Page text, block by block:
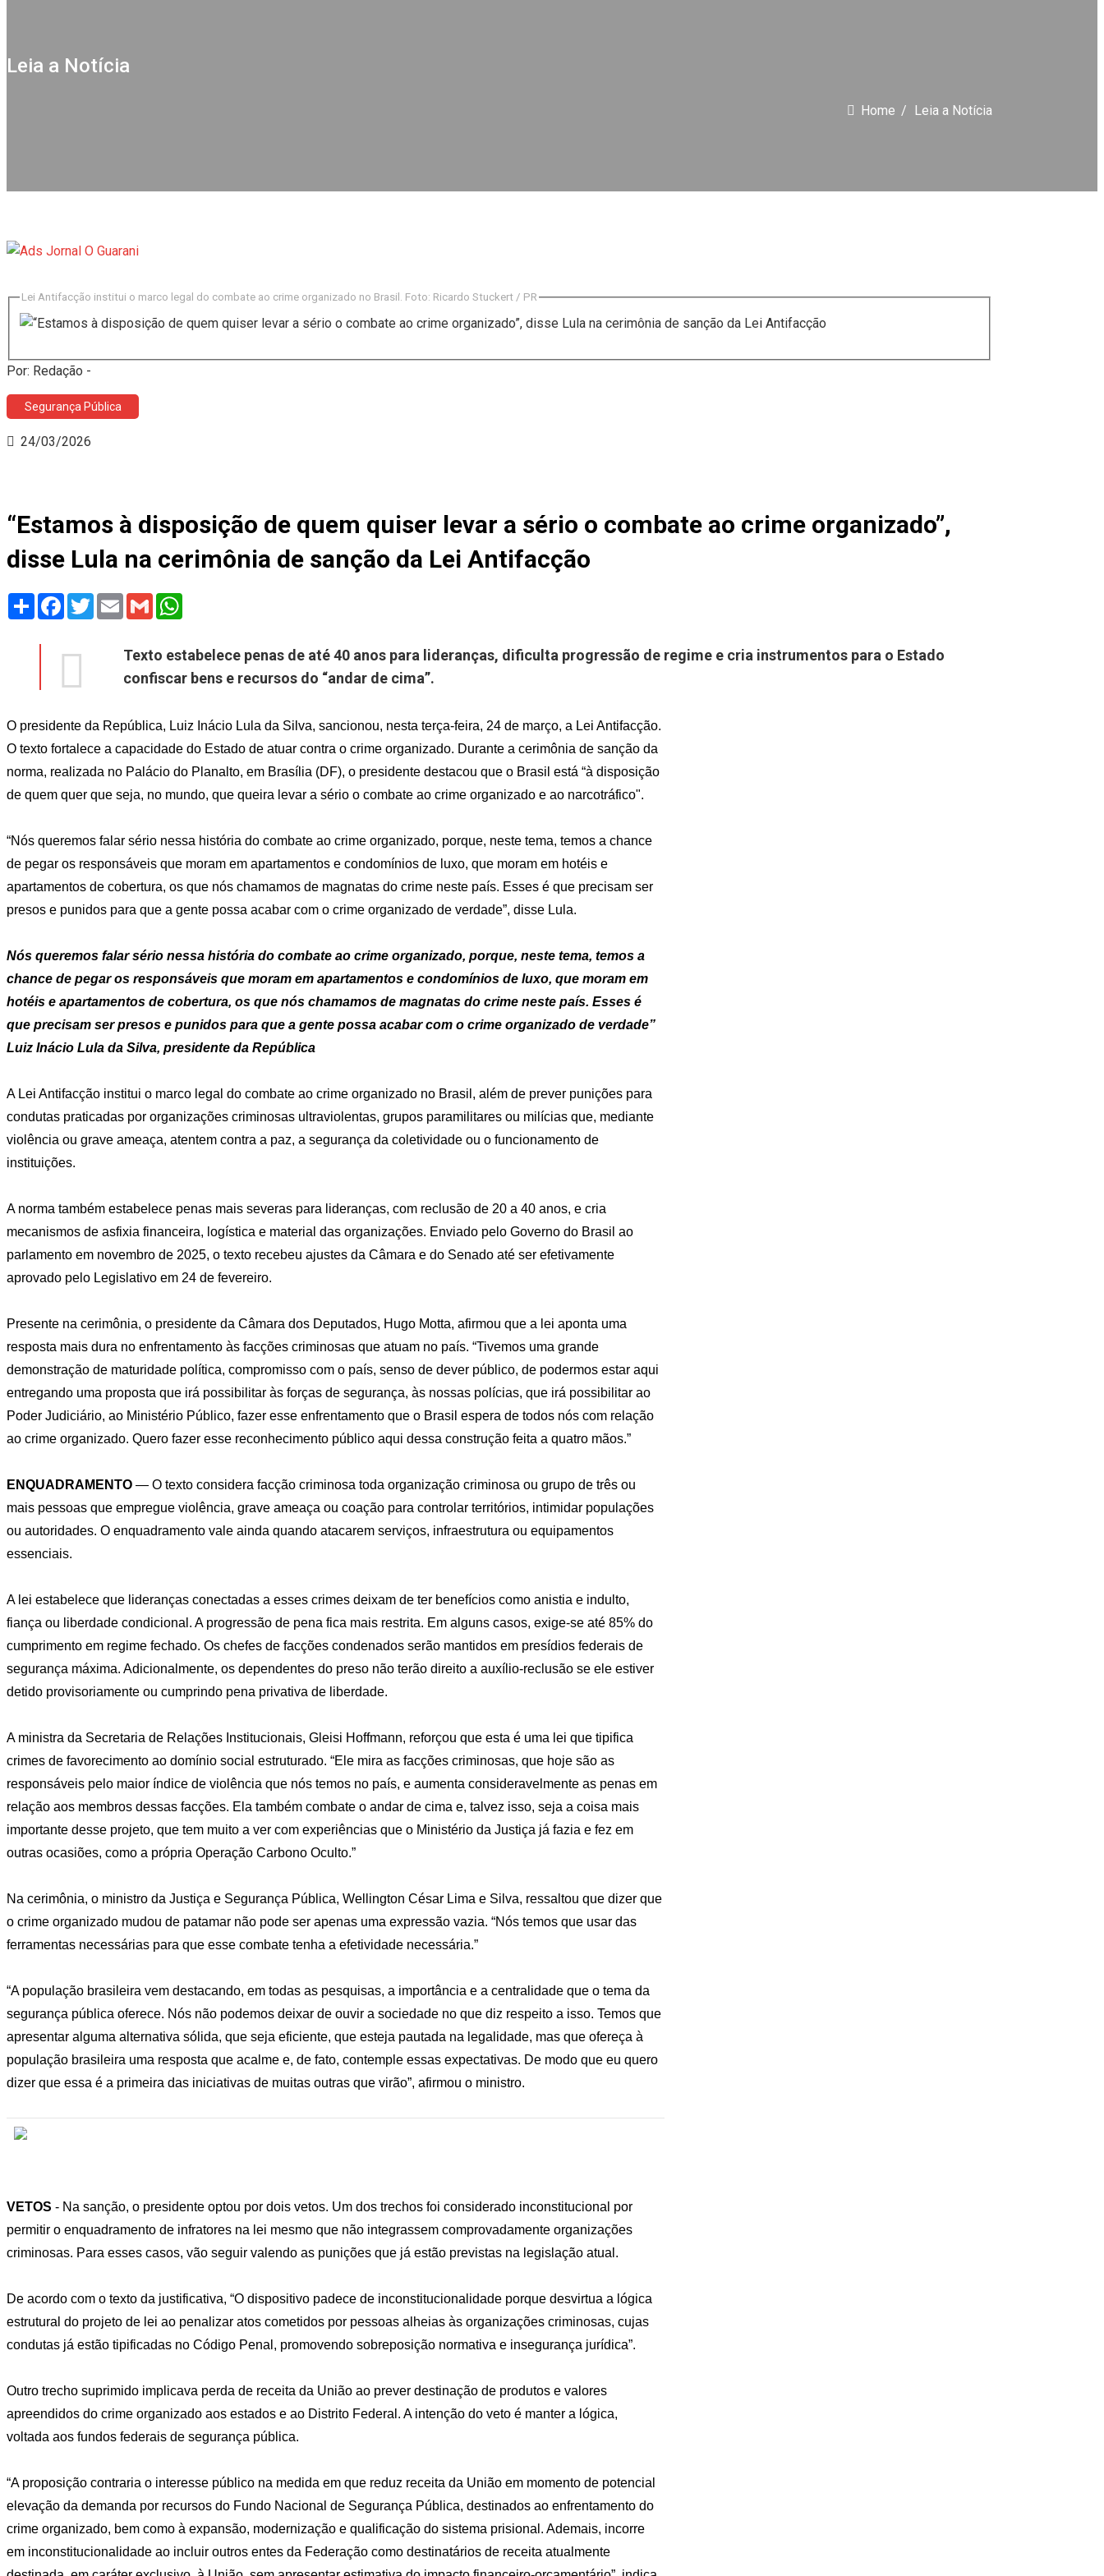
Leia a Notícia
Home Leia a Notícia
Lei Antifacção institui o marco legal do combate ao crime organizado no Brasil. Foto: Ricardo Stuckert / PR
Por: Redação -
Segurança Pública
24/03/2026
“Estamos à disposição de quem quiser levar a sério o combate ao crime organizado”,
disse Lula na cerimônia de sanção da Lei Antifacção
Share Facebook
TwitterEmail Gmail
Texto estabelece penas de até 40 anos para lideranças, dificulta progressão de regime e cria instrumentos para o Estado
confiscar bens e recursos do “andar de cima”.
O presidente da República, Luiz Inácio Lula da Silva, sancionou, nesta terça-feira, 24 de março, a Lei Antifacção.
O texto fortalece a capacidade do Estado de atuar contra o crime organizado. Durante a cerimônia de sanção da
norma, realizada no Palácio do Planalto, em Brasília (DF), o presidente destacou que o Brasil está “à disposição
de quem quer que seja, no mundo, que queira levar a sério o combate ao crime organizado e ao narcotráfico".
“Nós queremos falar sério nessa história do combate ao crime organizado, porque, neste tema, temos a chance
de pegar os responsáveis que moram em apartamentos e condomínios de luxo, que moram em hotéis e
apartamentos de cobertura, os que nós chamamos de magnatas do crime neste país. Esses é que precisam ser
presos e punidos para que a gente possa acabar com o crime organizado de verdade”, disse Lula.
Nós queremos falar sério nessa história do combate ao crime organizado, porque, neste tema, temos a
chance de pegar os responsáveis que moram em apartamentos e condomínios de luxo, que moram em
hotéis e apartamentos de cobertura, os que nós chamamos de magnatas do crime neste país. Esses é
que precisam ser presos e punidos para que a gente possa acabar com o crime organizado de verdade”
Luiz Inácio Lula da Silva, presidente da República
A Lei Antifacção institui o marco legal do combate ao crime organizado no Brasil, além de prever punições para
condutas praticadas por organizações criminosas ultraviolentas, grupos paramilitares ou milícias que, mediante
violência ou grave ameaça, atentem contra a paz, a segurança da coletividade ou o funcionamento de
instituições.
A norma também estabelece penas mais severas para lideranças, com reclusão de 20 a 40 anos, e cria
mecanismos de asfixia financeira, logística e material das organizações. Enviado pelo Governo do Brasil ao
parlamento em novembro de 2025, o texto recebeu ajustes da Câmara e do Senado até ser efetivamente
aprovado pelo Legislativo em 24 de fevereiro.
Presente na cerimônia, o presidente da Câmara dos Deputados, Hugo Motta, afirmou que a lei aponta uma
resposta mais dura no enfrentamento às facções criminosas que atuam no país. “Tivemos uma grande
demonstração de maturidade política, compromisso com o país, senso de dever público, de podermos estar aqui
entregando uma proposta que irá possibilitar às forças de segurança, às nossas polícias, que irá possibilitar ao
Poder Judiciário, ao Ministério Público, fazer esse enfrentamento que o Brasil espera de todos nós com relação
ao crime organizado. Quero fazer esse reconhecimento público aqui dessa construção feita a quatro mãos.”
ENQUADRAMENTO — O texto considera facção criminosa toda organização criminosa ou grupo de três ou
mais pessoas que empregue violência, grave ameaça ou coação para controlar territórios, intimidar populações
ou autoridades. O enquadramento vale ainda quando atacarem serviços, infraestrutura ou equipamentos
essenciais.
A lei estabelece que lideranças conectadas a esses crimes deixam de ter benefícios como anistia e indulto,
fiança ou liberdade condicional. A progressão de pena fica mais restrita. Em alguns casos, exige-se até 85% do
cumprimento em regime fechado. Os chefes de facções condenados serão mantidos em presídios federais de
segurança máxima. Adicionalmente, os dependentes do preso não terão direito a auxílio-reclusão se ele estiver
detido provisoriamente ou cumprindo pena privativa de liberdade.
A ministra da Secretaria de Relações Institucionais, Gleisi Hoffmann, reforçou que esta é uma lei que tipifica
crimes de favorecimento ao domínio social estruturado. “Ele mira as facções criminosas, que hoje são as
responsáveis pelo maior índice de violência que nós temos no país, e aumenta consideravelmente as penas em
relação aos membros dessas facções. Ela também combate o andar de cima e, talvez isso, seja a coisa mais
importante desse projeto, que tem muito a ver com experiências que o Ministério da Justiça já fazia e fez em
outras ocasiões, como a própria Operação Carbono Oculto.”
Na cerimônia, o ministro da Justiça e Segurança Pública, Wellington César Lima e Silva, ressaltou que dizer que
o crime organizado mudou de patamar não pode ser apenas uma expressão vazia. “Nós temos que usar das
ferramentas necessárias para que esse combate tenha a efetividade necessária.”
“A população brasileira vem destacando, em todas as pesquisas, a importância e a centralidade que o tema da
segurança pública oferece. Nós não podemos deixar de ouvir a sociedade no que diz respeito a isso. Temos que
apresentar alguma alternativa sólida, que seja eficiente, que esteja pautada na legalidade, mas que ofereça à
população brasileira uma resposta que acalme e, de fato, contemple essas expectativas. De modo que eu quero
dizer que essa é a primeira das iniciativas de muitas outras que virão”, afirmou o ministro.
VETOS - Na sanção, o presidente optou por dois vetos. Um dos trechos foi considerado inconstitucional por
permitir o enquadramento de infratores na lei mesmo que não integrassem comprovadamente organizações
criminosas. Para esses casos, vão seguir valendo as punições que já estão previstas na legislação atual.
De acordo com o texto da justificativa, “O dispositivo padece de inconstitucionalidade porque desvirtua a lógica
estrutural do projeto de lei ao penalizar atos cometidos por pessoas alheias às organizações criminosas, cujas
condutas já estão tipificadas no Código Penal, promovendo sobreposição normativa e insegurança jurídica”.
Outro trecho suprimido implicava perda de receita da União ao prever destinação de produtos e valores
apreendidos do crime organizado aos estados e ao Distrito Federal. A intenção do veto é manter a lógica,
voltada aos fundos federais de segurança pública.
“A proposição contraria o interesse público na medida em que reduz receita da União em momento de potencial
elevação da demanda por recursos do Fundo Nacional de Segurança Pública, destinados ao enfrentamento do
crime organizado, bem como à expansão, modernização e qualificação do sistema prisional. Ademais, incorre
em inconstitucionalidade ao incluir outros entes da Federação como destinatários de receita atualmente